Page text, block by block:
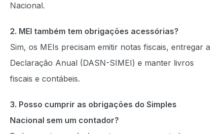
Nacional.
2. MEI também tem obrigações acessórias?
Sim, os MEIs precisam emitir notas fiscais, entregar a
Declaração Anual (DASN-SIMEI) e manter livros
fiscais e contábeis.
3. Posso cumprir as obrigações do Simples
Nacional sem um contador?